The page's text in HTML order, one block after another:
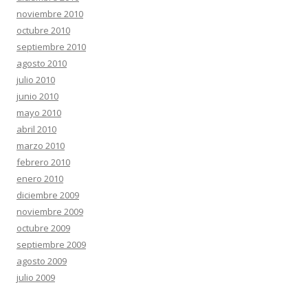
noviembre 2010
octubre 2010
septiembre 2010
agosto 2010
julio 2010
junio 2010
mayo 2010
abril 2010
marzo 2010
febrero 2010
enero 2010
diciembre 2009
noviembre 2009
octubre 2009
septiembre 2009
agosto 2009
julio 2009